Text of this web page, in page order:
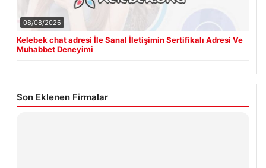
08/08/2026
Kelebek chat adresi İle Sanal İletişimin Sertifikalı Adresi Ve
Muhabbet Deneyimi
Son Eklenen Firmalar